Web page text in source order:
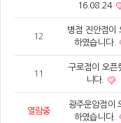
16.08.24
12
병점 진안점이
하였습니다.
11
구로점이 오픈
니다.
열람중
광주운암점이
하였습니다.